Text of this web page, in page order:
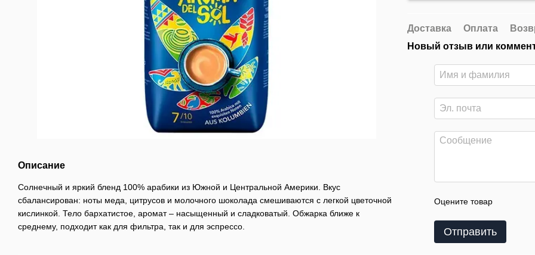
Описание
Солнечный и яркий бленд 100% арабики из Южной и Центральной Америки. Вкус
сбалансирован: ноты меда, цитрусов и молочного шоколада смешиваются с легкой цветочной
кислинкой. Тело бархатистое, аромат – насыщенный и сладковатый. Обжарка ближе к
среднему, подходит как для фильтра, так и для эспрессо.
Доставка Оплата
Новый отзыв или
Оцените товар
Отправить